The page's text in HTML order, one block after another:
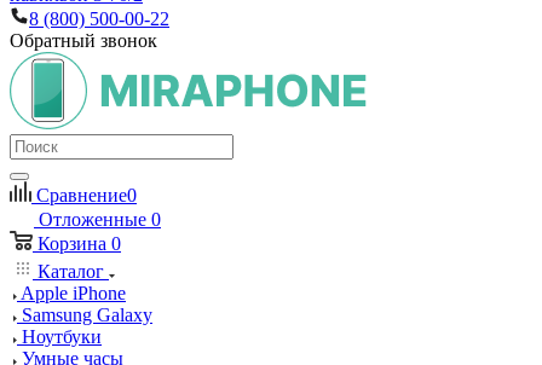
8 (800) 500-00-22
Обратный звонок
Сравнение0
Отложенные 0
Корзина 0
Каталог
Apple iPhone
Samsung Galaxy
Ноутбуки
Умные часы